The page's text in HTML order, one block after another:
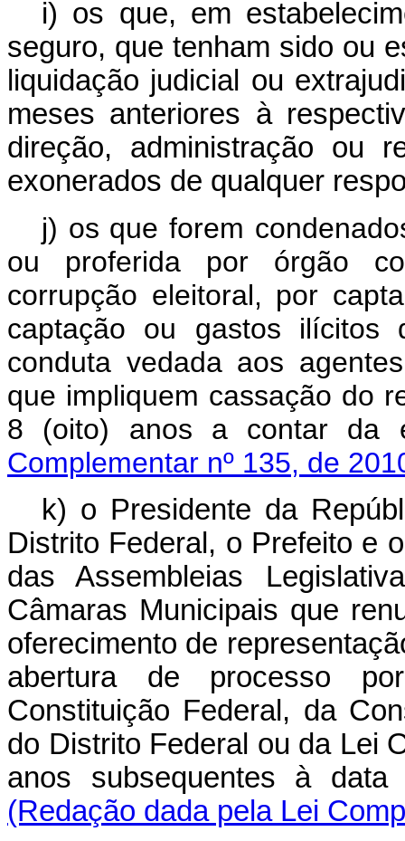
i) os que, em
seguro, que tenham sido ou
liquidação judicial ou
meses anteriores à
direção, administração ou
exonerados de qualquer
j) os que forem
ou proferida por órgão
corrupção eleitoral, por
captação ou gastos ilícitos
conduta vedada aos
que impliquem cassação do
8 (oito) anos a contar da
Complementar nº 135, de
k) o Presidente da
Distrito Federal, o Prefeito e
das Assembleias
Câmaras Municipais que
oferecimento de
abertura de processo
Constituição Federal, da
do Distrito Federal ou da Lei
anos subsequentes à
(Redação dada pela Lei